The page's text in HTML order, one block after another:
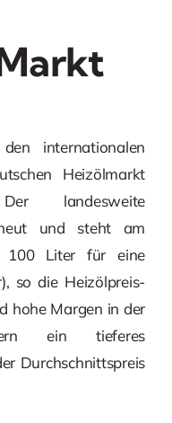
internationalen
Heizölmarkt
landesweite
und steht am
100 Liter für eine
so die Heizölpreis-
hohe Margen in der
ein tieferes
Durchschnittspreis